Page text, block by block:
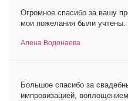
Огромное спасибо за вашу
мои пожелания были
Алена Водонаева
Большое спасибо за
импровизацией,